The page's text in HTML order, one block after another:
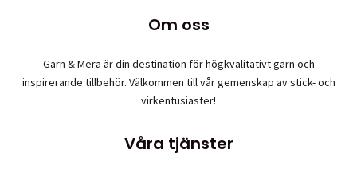
väljas
på
Om oss
Garn & Mera är din destination för högkvalitativt garn och
inspirerande tillbehör. Välkommen till vår gemenskap av stick- och
virkentusiaster!
Våra tjänster